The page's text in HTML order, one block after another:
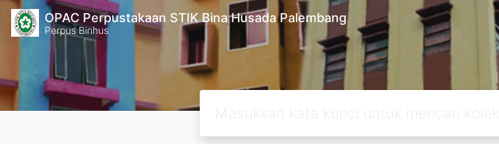
OPAC Perpustakaan STIK Bina Husada Palembang
Perpus Binhus